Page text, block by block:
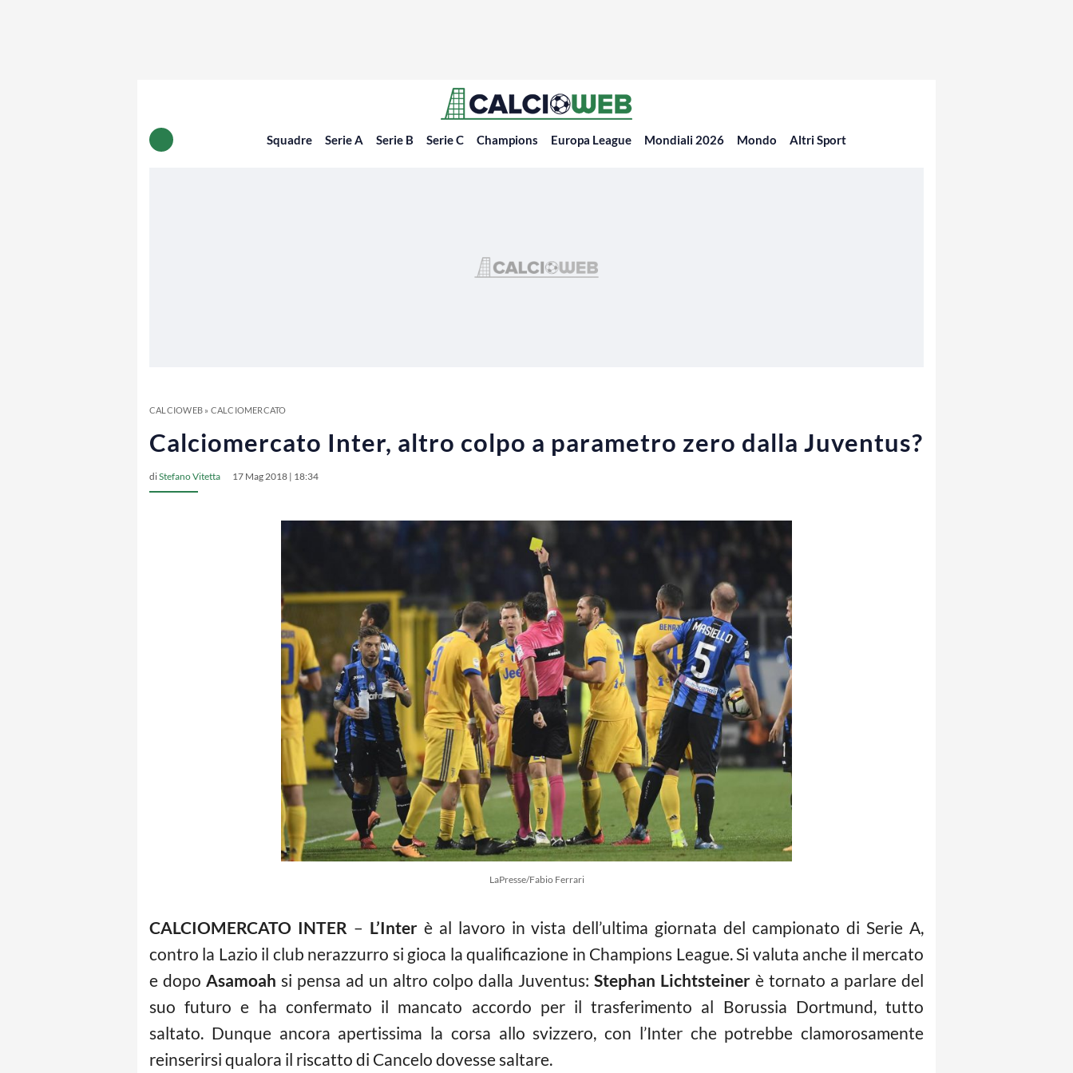
Squadre Serie A Serie B Serie C Champions Europa League Mondiali 2026 Mondo Altri Sport
CALCIOWEB» CALCIOMERCATO
Calciomercato Inter, altro colpo a parametro zero dalla Juventus?
diStefano Vitetta 17 Mag 2018 | 18:34
LaPresse/Fabio Ferrari
CALCIOMERCATO INTER – L’Interè al lavoro in vista dell’ultima giornata del campionato di Serie A,
contro la Lazio il club nerazzurro si gioca la qualificazione in Champions League. Si valuta anche il mercato
e dopo Asamoah si pensa ad un altro colpo dalla Juventus: Stephan Lichtsteiner è tornato a parlare del
suo futuro e ha confermato il mancato accordo per il trasferimento al Borussia Dortmund, tutto
saltato. Dunque ancora apertissima la corsa allo svizzero, con l’Inter che potrebbe clamorosamente
reinserirsi qualora il riscatto di Cancelo dovesse saltare.